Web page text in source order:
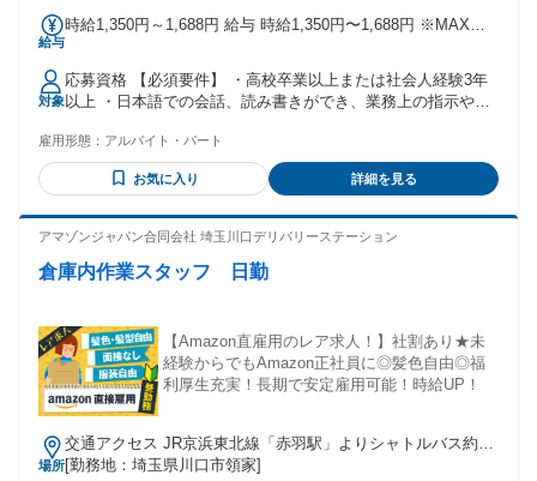
トルバス運行あり ※自転車通勤可 ※車、バイク通勤不可
給与
時給1,350円～1,688円 給与 時給1,350円〜1,688円 ※MAX時
対象
応募資格 【必須要件】 ・高校卒業以上または社会人経験3年
以上 ・日本語での会話、読み書きができ、業務上の指示や安
作ができる（業務で専用端末を使用するため） ※在留資格に
基づく就労時間・就労範囲の制限により勤務条件を満たせな
い場合は、ご応募いただけません。 ＼こんな方も活躍してい
業の経験がある方 ・Amazonで働いてみたい方 ・キャリアア
働きたい 商品検品、仕分けやピッキングなどの倉庫内作業の
での製造経験（梱包・包装・組立・加工など）や、 簡単なラ
イン作業の経験がある方も経験を活かして働いています。
雇用形態： アルバイト・パート
お気に入り 詳細を見る
アマゾンジャパン合同会社 埼玉川口デリバリーステーション
倉庫内作業スタッフ 日勤
【Amazon直雇用のレア求人！】社割あり★未
経験からでもAmazon正社員に◎髪色自由◎福
利厚生充実！長期で安定雇用可能！時給UP！
場所
交通アクセス JR京浜東北線「赤羽駅」よりシャトルバス約30
分 赤羽駅／赤羽岩淵駅／谷在家二丁目から国際興業バス乗
[勤務地：埼玉県川口市領家]